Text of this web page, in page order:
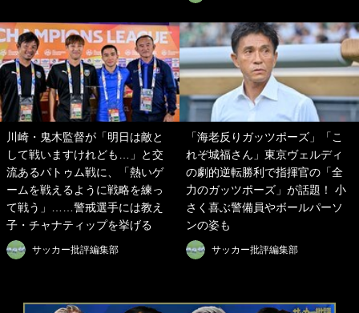
川崎・鬼木監督が「明日は敵と
して戦いますけれども…」と交
流あるパトゥム戦に、「熱いゲ
ームを戦えるように戦略を練っ
て戦う」……警戒選手には教え
子・チャナティップを挙げる
サッカー批評編集部
「海老反りガッツポーズ」「こ
れぞ城福さん」東京ヴェルディ
の劇的逆転勝利で指揮官の「全
力のガッツポーズ」が話題！ 小
さく喜ぶ警備員やボールパーソ
ンの姿も
サッカー批評編集部